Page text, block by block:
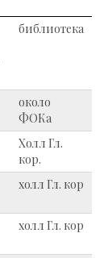
библиотека
около
ФОКа
Холл Гл.
кор.
холл Гл. кор
холл Гл. кор